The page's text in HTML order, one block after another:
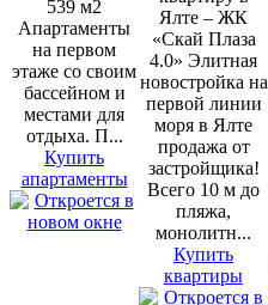
539 м2
Апартаменты
на первом
этаже со своим
бассейном и
местами для
отдыха. П...
Купить
апартаменты
Ялте – ЖК
«Скай Плаза
4.0» Элитная
новостройка на
первой линии
моря в Ялте
продажа от
застройщика!
Всего 10 м до
пляжа,
монолитн...
Купить
квартиры